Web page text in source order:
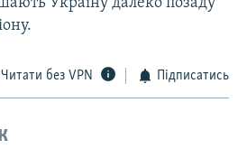
Читати без VPN Підписатись